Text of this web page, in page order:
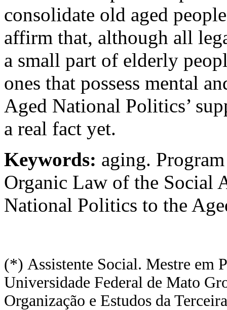
consolidate old aged
affirm that, although all
a small part of elderly
ones that possess mental
Aged National Politics’
a real fact yet.
Keywords: aging.
Organic Law of the Social
National Politics to the
(*) Assistente Social. Mestre em
Universidade Federal de Mato
Organização e Estudos da